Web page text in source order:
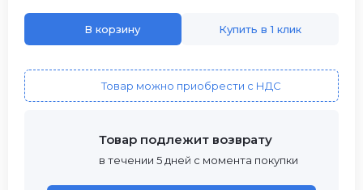
В корзину Купить в 1 клик
Товар можно приобрести с НДС
Товар подлежит возврату
в течении 5 дней с момента покупки